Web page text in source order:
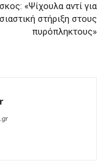
«Ψίχουλα αντί για
στήριξη στους
πυρόπληκτους»